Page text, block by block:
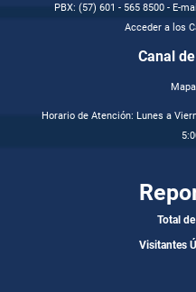
PBX: (57) 601 - 565 8500 - E-
Acceder a los
Canal
Horario de Atención: Lunes a
Total
Visitantes